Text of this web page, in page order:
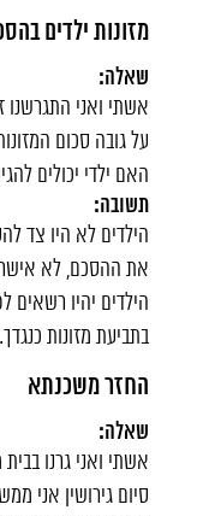
מזונות ילדים
שאלה:
אשתי ואני התגרשנו
על גובה סכום
האם ילדי יכולים
תשובה:
הילדים לא היו צד
את ההסכם, לא אישר
הילדים יהיו
בתביעת מזונות כנגדך.
החזר משכנתא
שאלה:
אשתי ואני גרנו
סיום גירושין אני